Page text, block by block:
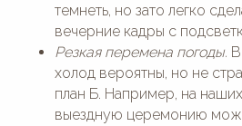
темнеть, но зато легко
вечерние кадры с
Резкая перемена погоды.
холод вероятны, но не
план Б. Например, на
выездную церемонию